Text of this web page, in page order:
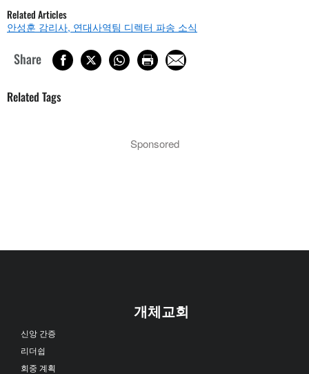
Related Articles
안성훈 감리사, 연대사역팀 디렉터 파송 소식
Share
Related Tags
Sponsored
개체교회
신앙 간증
리더쉽
회중 계획